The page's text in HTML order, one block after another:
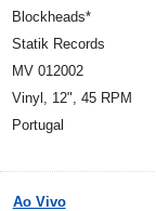
Blockheads*
Statik Records
MV 012002
Vinyl, 12", 45 RPM
Portugal
Ao Vivo